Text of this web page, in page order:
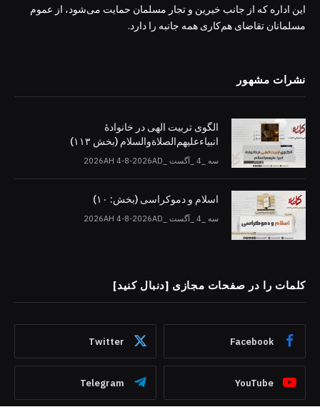
این اداره که از جانب خیرین و تجار مسلمان حمایت می‌شود، از عموم
مسلمانان تقاضای هم‌کاری همه جانبه را دارد.
نشرات مشهور
الگوی تربیت الهی در خانوادۀ
انبیاءعلیهم‌الصلاةو‌السلام (بخش ۱۱۳)
سه _4 _آگست _2026AH 4-8-2026AD
اسلام و دموکراسی (بخش: ۱۰)
سه _4 _آگست _2026AH 4-8-2026AD
کلمات را در صفحات مجازی [دنبال کنید]
Facebook
Twitter
YouTube
Telegram